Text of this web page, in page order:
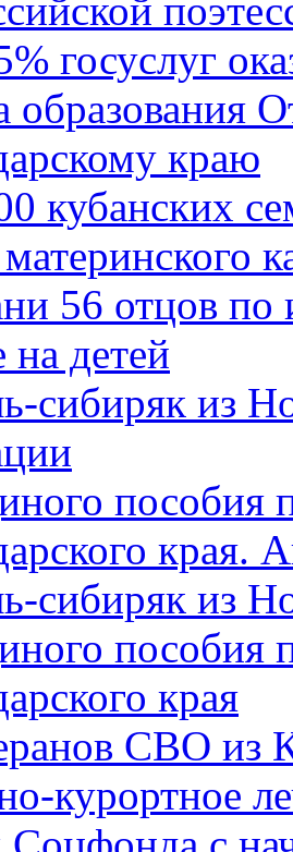
госуслуг
образования
краю
кубанских
56 отцов по
на детей
сибиряк из
пособия
края.
сибиряк из
пособия
края
СВО из
курортное